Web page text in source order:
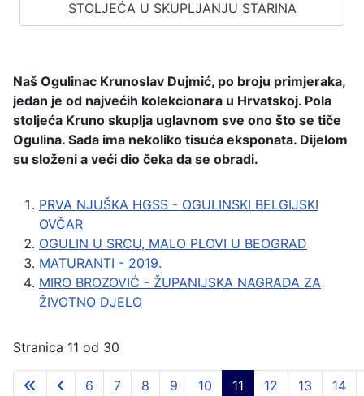
STOLJEĆA U SKUPLJANJU STARINA
Naš Ogulinac Krunoslav Dujmić, po broju primjeraka,
jedan je od najvećih kolekcionara u Hrvatskoj. Pola
stoljeća Kruno skuplja uglavnom sve ono što se tiče
Ogulina. Sada ima nekoliko tisuća eksponata. Dijelom
su složeni a veći dio čeka da se obradi.
PRVA NJUŠKA HGSS - OGULINSKI BELGIJSKI
OVČAR
OGULIN U SRCU, MALO PLOVI U BEOGRAD
MATURANTI - 2019.
MIRO BROZOVIĆ - ŽUPANIJSKA NAGRADA ZA
ŽIVOTNO DJELO
Stranica 11 od 30
6 7 8 9 10 11 12 13 14